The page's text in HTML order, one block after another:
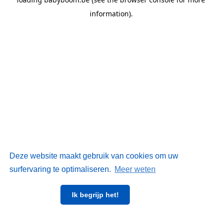
Deze website maakt gebruik van cookies om uw
surfervaring te optimaliseren. Meer weten
Ik begrijp het!
information).